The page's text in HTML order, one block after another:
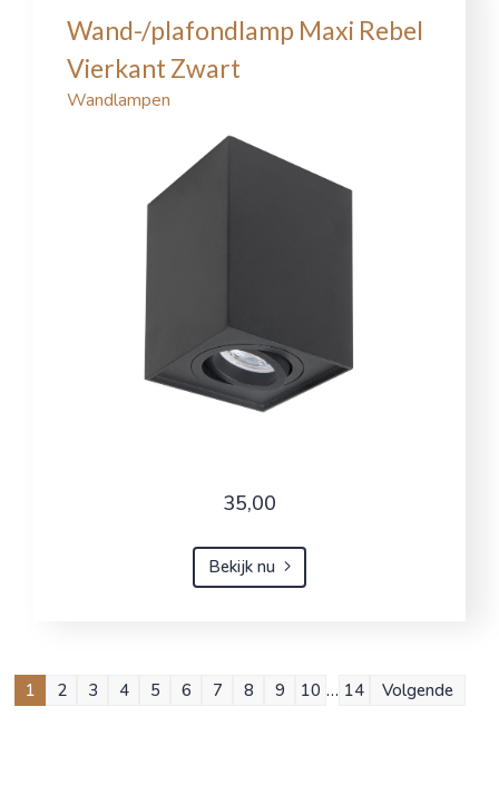
Wand-/plafondlamp Maxi Rebel
Vierkant Zwart
Wandlampen
35,00
Bekijk nu
1 2 3 4 5 6 7 8 9 10 … 14 Volgende